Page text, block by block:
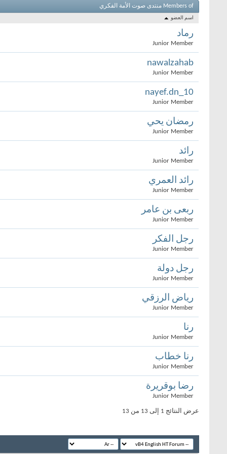
Members of منتدى صوت الأمة الفكري
اسم العضو
رماد
Junior Member
nawalzahab
Junior Member
nayef.dn_10
Junior Member
رمضان يحي
Junior Member
رائد
Junior Member
رائد العمري
Junior Member
ربعى بن عامر
Junior Member
رجل الفكر
Junior Member
رجل دولة
Junior Member
رياض الرزقي
Junior Member
رنا
Junior Member
رنا خطاب
Junior Member
رضا بوقريرة
Junior Member
عرض النتائج 1 إلى 13 من 13